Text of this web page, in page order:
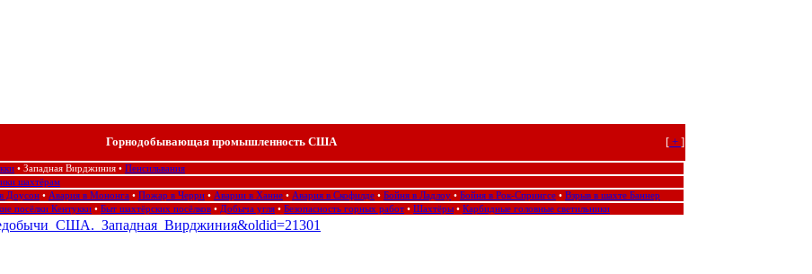
[ + ]
Горнодобывающая промышленность США
• Западная Вирджиния • Пенсильвания
шахтёрам
Доусон • Авария в Мононга • Пожар в Черри • Аварии в Ханне • Авария в Скофилде • Бойня в Ладлоу • Бойня в Рок-Спрингсе • Взрыв в шахте Баннер
посёлки Кентукки • Быт шахтёрских посёлков • Добыча угля • Безопасность горных работ • Шахтёры • Карбидные головные светильники